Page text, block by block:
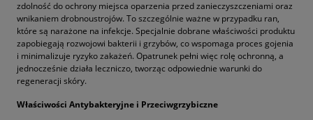
zdolność do ochrony miejsca oparzenia przed zanieczyszczeniami oraz
wnikaniem drobnoustrojów. To szczególnie ważne w przypadku ran,
które są narażone na infekcje. Specjalnie dobrane właściwości produktu
zapobiegają rozwojowi bakterii i grzybów, co wspomaga proces gojenia
i minimalizuje ryzyko zakażeń. Opatrunek pełni więc rolę ochronną, a
jednocześnie działa leczniczo, tworząc odpowiednie warunki do
regeneracji skóry.
Właściwości Antybakteryjne i Przeciwgrzybiczne